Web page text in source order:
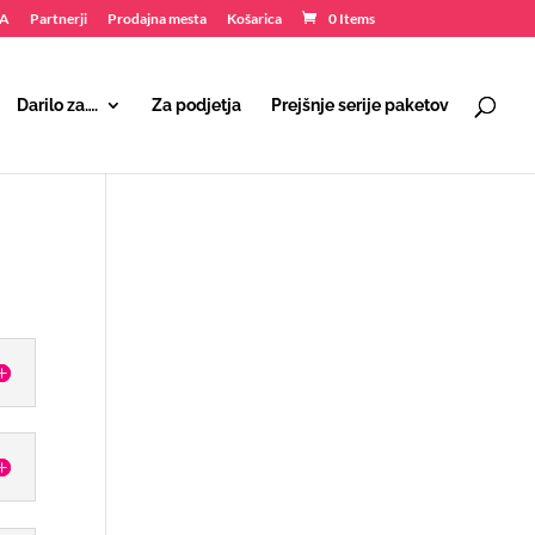
Partnerji Prodajna mesta Košarica 0 Items
Darilo za…. Za podjetja Prejšnje serije paketov